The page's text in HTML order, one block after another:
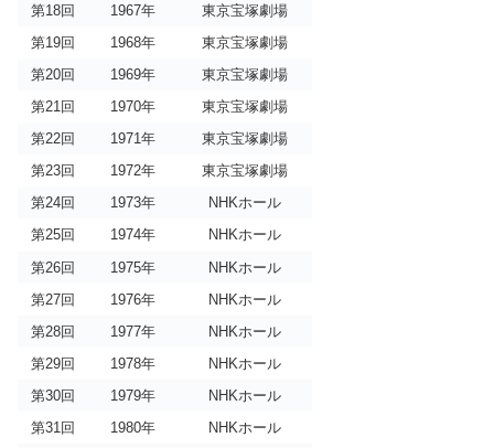
第18回
1967年
東京宝塚劇場
第19回
1968年
東京宝塚劇場
第20回
1969年
東京宝塚劇場
第21回
1970年
東京宝塚劇場
第22回
1971年
東京宝塚劇場
第23回
1972年
東京宝塚劇場
第24回
1973年
NHKホール
第25回
1974年
NHKホール
第26回
1975年
NHKホール
第27回
1976年
NHKホール
第28回
1977年
NHKホール
第29回
1978年
NHKホール
第30回
1979年
NHKホール
第31回
1980年
NHKホール